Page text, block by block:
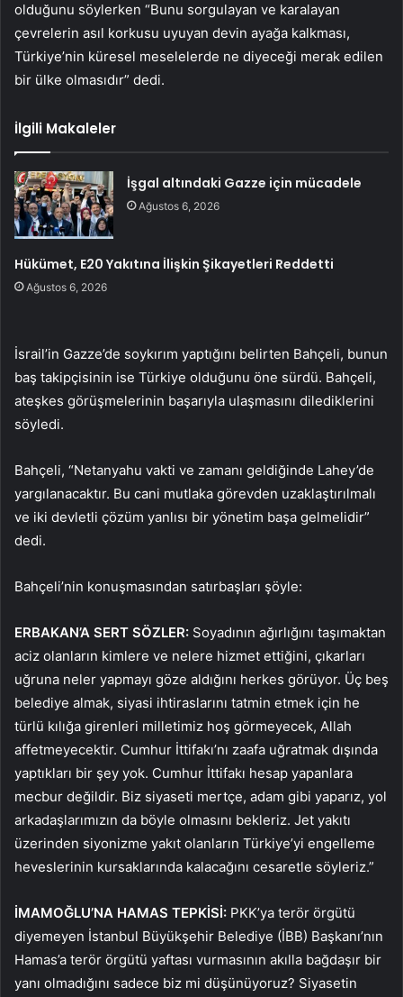
olduğunu söylerken “Bunu sorgulayan ve karalayan
çevrelerin asıl korkusu uyuyan devin ayağa kalkması,
Türkiye’nin küresel meselelerde ne diyeceği merak edilen
bir ülke olmasıdır” dedi.
İlgili Makaleler
İşgal altındaki Gazze için mücadele
Ağustos 6, 2026
Hükümet, E20 Yakıtına İlişkin Şikayetleri Reddetti
Ağustos 6, 2026
İsrail’in Gazze’de soykırım yaptığını belirten Bahçeli, bunun
baş takipçisinin ise Türkiye olduğunu öne sürdü. Bahçeli,
ateşkes görüşmelerinin başarıyla ulaşmasını dilediklerini
söyledi.
Bahçeli, “Netanyahu vakti ve zamanı geldiğinde Lahey’de
yargılanacaktır. Bu cani mutlaka görevden uzaklaştırılmalı
ve iki devletli çözüm yanlısı bir yönetim başa gelmelidir”
dedi.
Bahçeli’nin konuşmasından satırbaşları şöyle:
ERBAKAN’A SERT SÖZLER: Soyadının ağırlığını taşımaktan
aciz olanların kimlere ve nelere hizmet ettiğini, çıkarları
uğruna neler yapmayı göze aldığını herkes görüyor. Üç beş
belediye almak, siyasi ihtiraslarını tatmin etmek için he
türlü kılığa girenleri milletimiz hoş görmeyecek, Allah
affetmeyecektir. Cumhur İttifakı’nı zaafa uğratmak dışında
yaptıkları bir şey yok. Cumhur İttifakı hesap yapanlara
mecbur değildir. Biz siyaseti mertçe, adam gibi yaparız, yol
arkadaşlarımızın da böyle olmasını bekleriz. Jet yakıtı
üzerinden siyonizme yakıt olanların Türkiye’yi engelleme
heveslerinin kursaklarında kalacağını cesaretle söyleriz.”
İMAMOĞLU’NA HAMAS TEPKİSİ: PKK’ya terör örgütü
diyemeyen İstanbul Büyükşehir Belediye (İBB) Başkanı’nın
Hamas’a terör örgütü yaftası vurmasının akılla bağdaşır bir
yanı olmadığını sadece biz mi düşünüyoruz? Siyasetin